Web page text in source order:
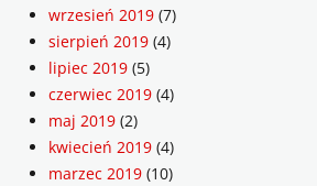
wrzesień 2019 (7)
sierpień 2019 (4)
lipiec 2019 (5)
czerwiec 2019 (4)
maj 2019 (2)
kwiecień 2019 (4)
marzec 2019 (10)